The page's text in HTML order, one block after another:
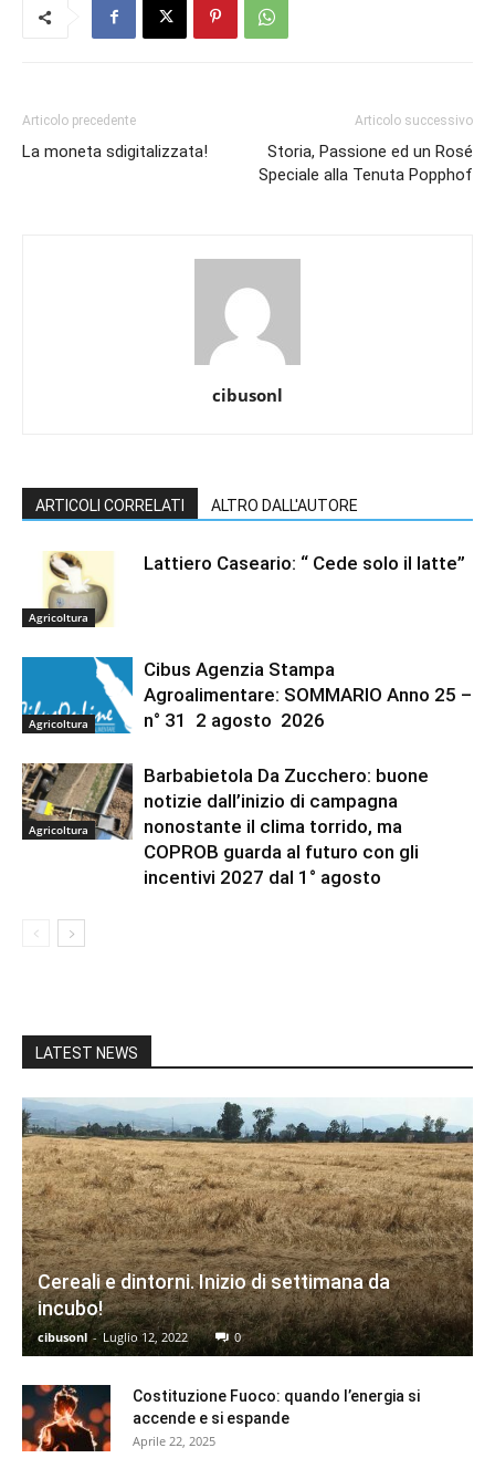
Articolo precedente
La moneta sdigitalizzata!
Articolo successivo
Storia, Passione ed un Rosé
Speciale alla Tenuta Popphof
cibusonl
ARTICOLI CORRELATI ALTRO DALL'AUTORE
Agricoltura
Lattiero Caseario: “ Cede solo il latte”
Agricoltura
Cibus Agenzia Stampa
Agroalimentare: SOMMARIO Anno 25 –
n° 31 2 agosto 2026
Agricoltura
Barbabietola Da Zucchero: buone
notizie dall’inizio di campagna
nonostante il clima torrido, ma
COPROB guarda al futuro con gli
incentivi 2027 dal 1° agosto
LATEST NEWS
Cereali e dintorni. Inizio di settimana da
incubo!
cibusonl - Luglio 12, 2022 0
Costituzione Fuoco: quando l’energia si
accende e si espande
Aprile 22, 2025